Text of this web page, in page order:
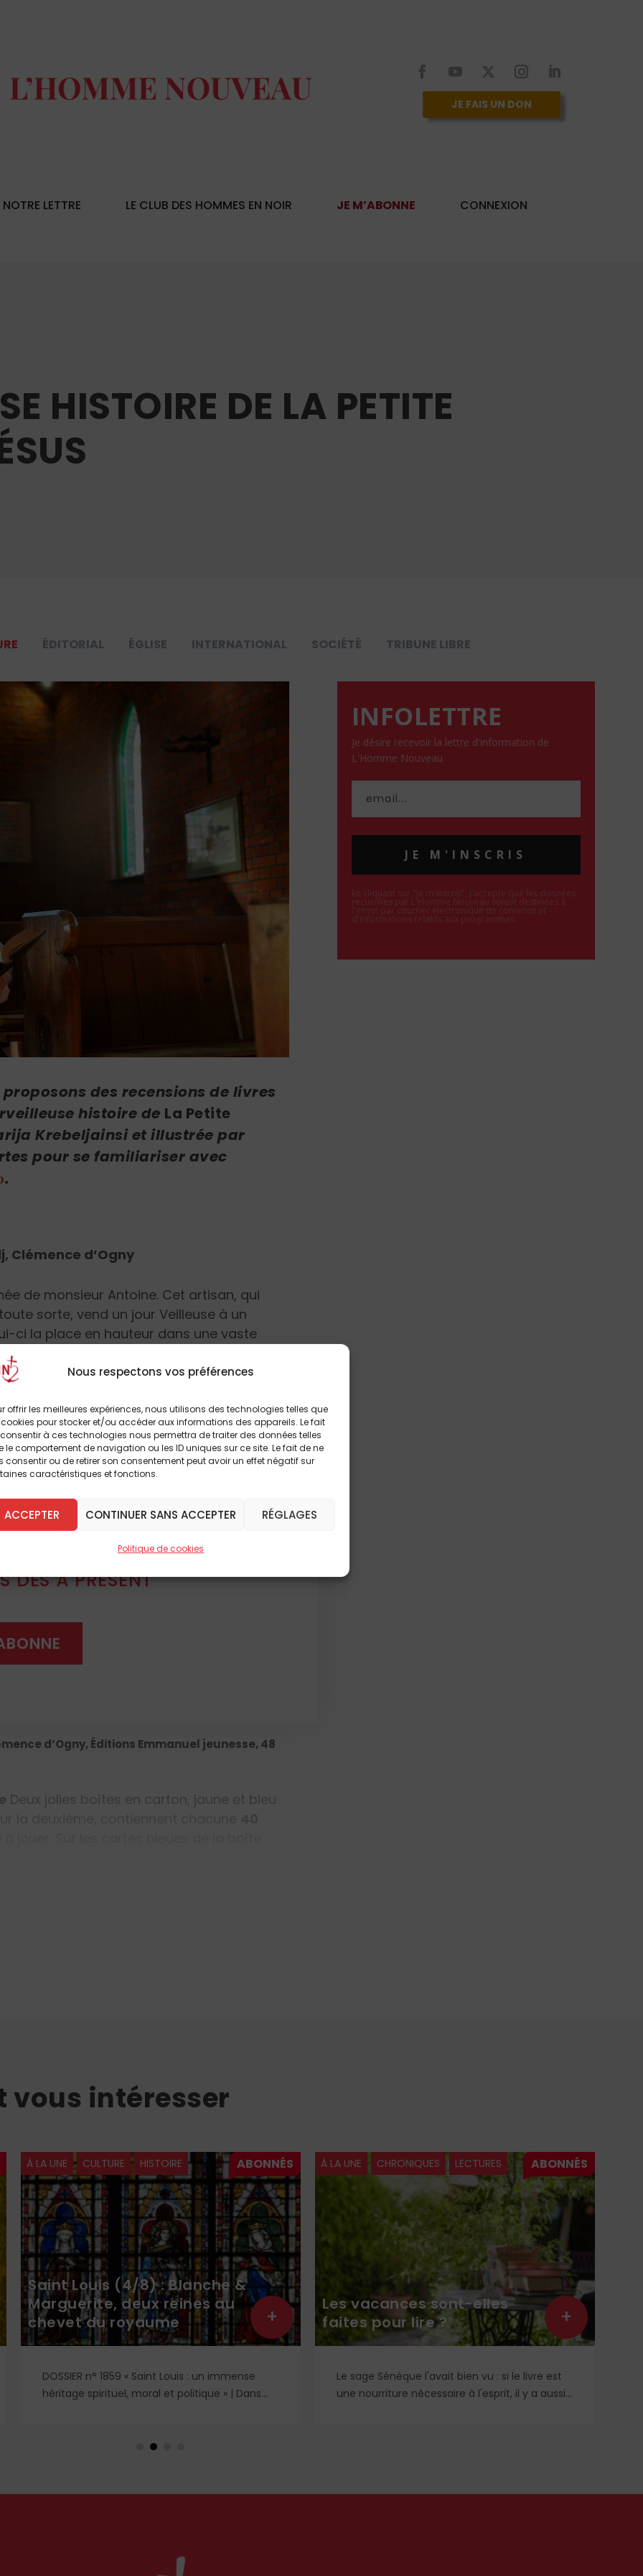
Nous respectons vos préférences
offrir les meilleures expériences, nous utilisons des technologies telles que
pour stocker et/ou accéder aux informations des appareils. Le fait
à ces technologies nous permettra de traiter des données telles
le comportement de navigation ou les ID uniques sur ce site. Le fait de ne
consentir ou de retirer son consentement peut avoir un effet négatif sur
caractéristiques et fonctions.
ACCEPTER CONTINUER SANS ACCEPTER RÉGLAGES
Politique de cookies
JE FAIS UN DON
NOTRE LETTRE LE CLUB DES HOMMES EN NOIR JE M’ABONNE
CONNEXION
HISTOIRE DE LA PETITE
ÉDITORIAL ÉGLISE INTERNATIONAL SOCIÉTÉ TRIBUNE LIBRE
des recensions de livres
histoire de La Petite
Krebeljainsi et illustrée par
pour se familiariser avec
.
Clémence d’Ogny
de monsieur Antoine. Cet artisan, qui
sorte, vend un jour Veilleuse à un
ci la place en hauteur dans une vaste
lustre à pampilles. La conversation
alors la petite sur l’endroit où ils se
malgré sa petite taille, le peu de
n’est rien de moins que le témoin de la
donc ce Jésus pour lequel elle brille
curé monte à l’échelle, perd l’équilibre et
le verre se fêle. Que va devenir la petite
frais explique de manière originale la
amour de Dieu, de l’intimité que les
du pardon par la confession.
d’Ogny, Éditions Emmanuel jeunesse, 48
Deux jolies boîtes en carton, jaune et bleu
lire cet article
autres
DÈS À PRÉSENT
INFOLETTRE
Je désire recevoir la lettre d'information de
L'Homme Nouveau
JE M'INSCRIS
En cliquant sur "Je m'inscris", j'accepte que les données
recueillies par L'Homme Nouveau soient destinées à
l'envoi par courrier électronique de contenus et
d'informations relatifs aux programmes.
vous intéresser
À LA UNE CULTURE HISTOIRE
Saint Louis (4/8) : Blanche &
Marguerite, deux reines au
chevet du royaume
DOSSIER n° 1859 « Saint Louis : un immense
héritage spirituel, moral et politique » | Dans
Castille, mère dévouée et reine de fer, et
respectives, se lit l'équilibre singulier d'une
+
À LA UNE CHRONIQUES LECTURES
Les vacances sont-elles
faites pour lire ?
Le sage Sénèque l'avait bien vu : si le livre est
une nourriture nécessaire à l'esprit, il y a aussi
+